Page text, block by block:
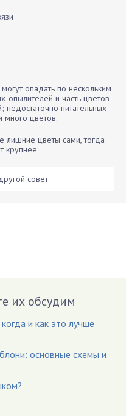
опадать по нескольким
опылителей и часть цветов
недостаточно питательных
много цветов.
лишние цветы сами, тогда
крупнее
совет
их обсудим
и как это лучше
основные схемы и